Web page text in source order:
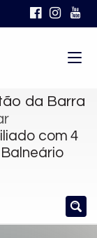
da Barra
com 4